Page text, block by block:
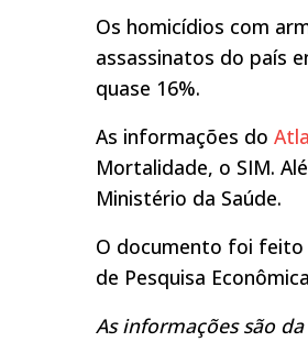
Os homicídios com
assassinatos do país
quase 16%.
As informações do
Mortalidade, o SIM.
Ministério da Saúde.
O documento foi feito
de Pesquisa
As informações são